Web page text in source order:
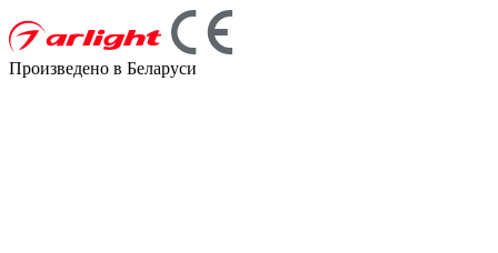
Произведено в Беларуси